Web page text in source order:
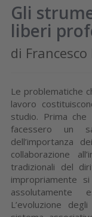
Gli
liberi
di
Le problematiche
lavoro
studio. Prima che
facessero un
dell’importanza
collaborazione
tradizionali del
impropriamente
assolutamente
L’evoluzione